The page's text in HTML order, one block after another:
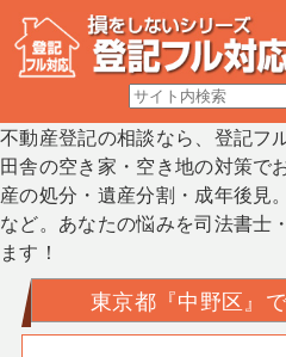
不動産登記の相談なら、登記フ
田舎の空き家・空き地の対策で
産の処分・遺産分割・成年後見
など。あなたの悩みを司法書士
ます！
東京都『中野区』